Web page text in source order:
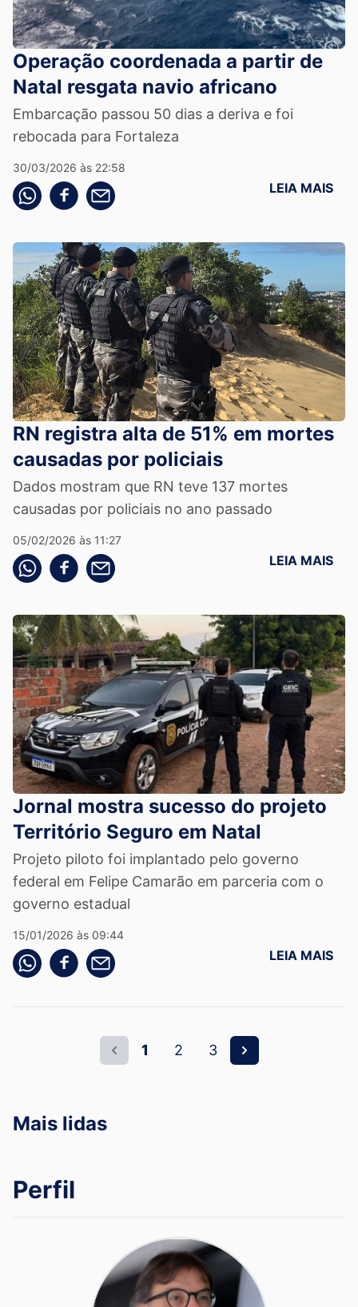
Operação coordenada a partir de
Natal resgata navio africano
Embarcação passou 50 dias a deriva e foi
rebocada para Fortaleza
30/03/2026 às 22:58
Compartilhe pelo whatsapp
Compartilhar no facebook
Compartilhe pelo email LEIA MAIS
RN registra alta de 51% em mortes
causadas por policiais
Dados mostram que RN teve 137 mortes
causadas por policiais no ano passado
05/02/2026 às 11:27
Compartilhe pelo whatsapp
Compartilhar no facebook
Compartilhe pelo email LEIA MAIS
Jornal mostra sucesso do projeto
Território Seguro em Natal
Projeto piloto foi implantado pelo governo
federal em Felipe Camarão em parceria com o
governo estadual
15/01/2026 às 09:44
Compartilhe pelo whatsapp
Compartilhar no facebook
Compartilhe pelo email LEIA MAIS
1 2 3
Mais lidas
Perfil